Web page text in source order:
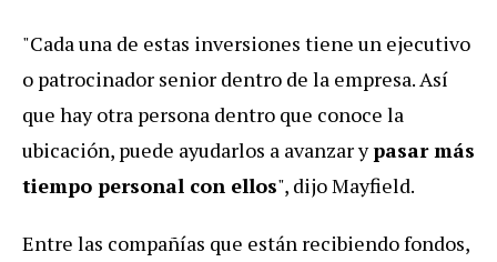
"Cada una de estas inversiones tiene un ejecutivo
o patrocinador senior dentro de la empresa. Así
que hay otra persona dentro que conoce la
ubicación, puede ayudarlos a avanzar ypasar más
tiempo personal con ellos", dijo Mayfield.
Entre las compañías que están recibiendo fondos,